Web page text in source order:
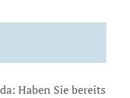
Haben Sie bereits